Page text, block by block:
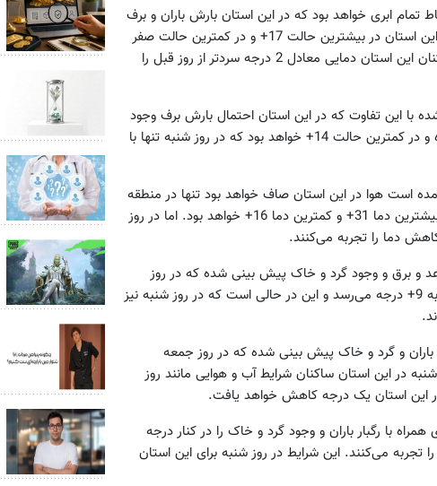
تمام ابری خواهد بود که در این استان بارش باران و برف
و وزش باد هم پیش بینی شده است. در این روز دمای هوا در این استان در بیشترین حالت 17+ و در کمترین حالت صفر
درجه پیش بینی شده است اما در روز شنبه با حفظ شرایط ساکنان این استان دمایی معادل 2 درجه سردتر از روز قبل را
با این تفاوت که در این استان احتمال بارش برف وجود
ندارد و در گرم‌ترین حالت دمای این استان به 28+ درجه رسیده و در کمترین حالت 14+ خواهد بود که در روز شنبه تنها با
است هوا در این استان صاف خواهد بود تنها در منطقه
ساحلی ساکنان مه صبحگاهی را تجربه می‌کنند که در این روز بیشترین دما 31+ و کمترین دما 16+ خواهد بود. اما در روز
دما را تجربه می‌کنند.
رعد و برق و وجود گرد و خاک پیش بینی شده که در روز
جمعه بیشترین دما در این استان به 27+ درجه و کمترین دما به 9+ درجه می‌رسد و این در حالی است که در روز شنبه نیز
باران و گرد و خاک پیش بینی شده که در روز جمعه
روز شنبه در این استان ساکنان شرایط آب و هوایی مانند روز
این استان یک درجه کاهش خواهد یافت.
با رگبار باران و وجود گرد و خاک را در کنار درجه
و 17+ در کمترین حالت را تجربه می‌کنند. این شرایط در روز شنبه برای این استان